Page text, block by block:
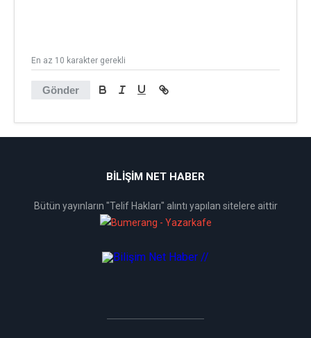
Gönder
En az 10 karakter gerekli
BİLİŞİM NET HABER
Bütün yayınların "Telif Hakları" alıntı yapılan sitelere aittir